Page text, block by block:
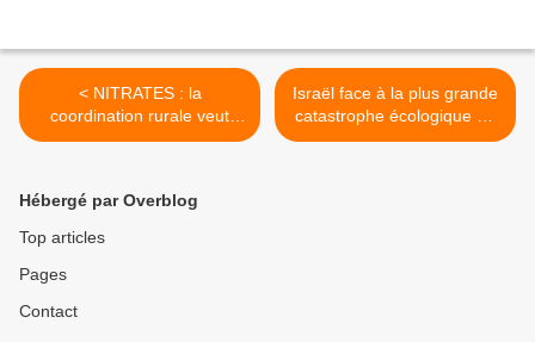
< NITRATES : la
coordination rurale veut
relever son niveau. Danger
Israël face à la plus grande
catastrophe écologique de
son histoire >
Hébergé par Overblog
Top articles
Pages
Contact